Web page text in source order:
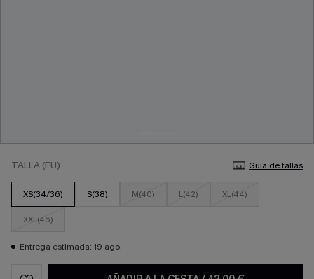
TALLA (EU) Guía de tallas
XS(34/36) S(38) M(40) L(42) XL(44)
XXL(46)
Entrega estimada: 19 ago.